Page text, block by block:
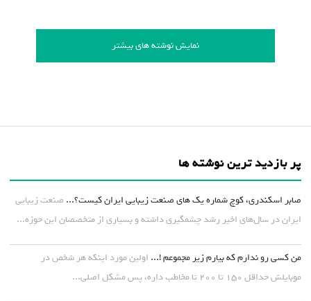
نمایش نوشته های بیشتر
پر بازدید ترین نوشته ها
صابر اسکندری، کوچ شماره یک های صنعت زیبایی ایران کیست؟... صنعت زیبایی
ایران در سال‌های اخیر رشد چشمگیری داشته و بسیاری از متخصصان این حوزه...
من کسی رو ندارم که بیارم زیر مجموعم !... اولین مورد اینکه هر شخص در
موبایلش حداقل ۱۵۰ تا ۲۰۰ تا مخاطب داره، پس مشکل اصلی...